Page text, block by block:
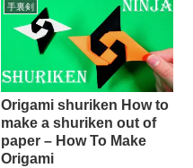
手裏剣
Origami shuriken How to
make a shuriken out of
paper – How To Make
Origami